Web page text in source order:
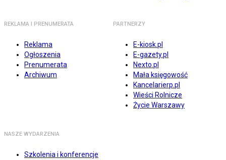
REKLAMA I PRENUMERATA
Reklama
Ogłoszenia
Prenumerata
Archiwum
PARTNERZY
E-kiosk.pl
E-gazety.pl
Nexto.pl
Mała księgowość
Kancelarierp.pl
Wieści Rolnicze
Życie Warszawy
NASZE WYDARZENIA
Szkolenia i konferencje